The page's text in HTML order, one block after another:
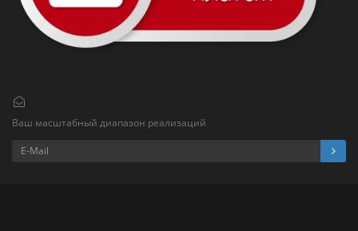
Ваш масштабный диапазон реализаций